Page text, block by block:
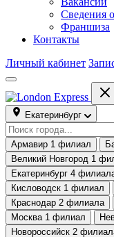
Сведения
Франшиза
Контакты
Личный кабинет
Екатеринбург
Армавир 1 филиал
Великий Новгород 1
Екатеринбург 4
Кисловодск 1 филиал
Краснодар 2 филиала
Москва 1 филиал
Новороссийск 2